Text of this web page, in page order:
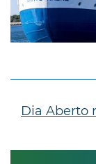
Dia Aberto